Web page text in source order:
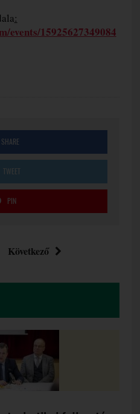
:
events/15925627349084
SHARE
TWEET
PIN
Következő